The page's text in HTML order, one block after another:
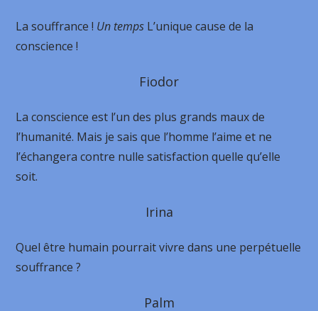
La souffrance ! Un temps L’unique cause de la
conscience !
Fiodor
La conscience est l’un des plus grands maux de
l’humanité. Mais je sais que l’homme l’aime et ne
l’échangera contre nulle satisfaction quelle qu’elle
soit.
Irina
Quel être humain pourrait vivre dans une perpétuelle
souffrance ?
Palm